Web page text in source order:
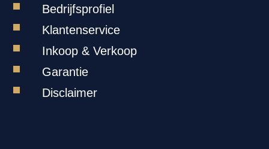
Bedrijfsprofiel
Klantenservice
Inkoop & Verkoop
Garantie
Disclaimer